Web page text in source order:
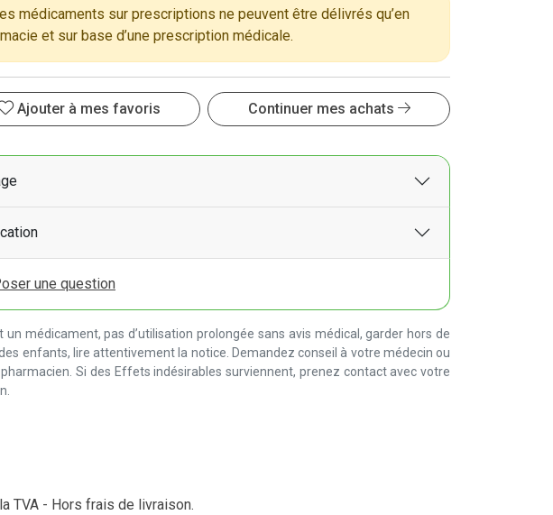
médicaments sur prescriptions ne peuvent être délivrés qu’en
et sur base d’une prescription médicale.
Ajouter à mes favoris Continuer mes achats
une question
un médicament, pas d’utilisation prolongée sans avis médical, garder hors de
enfants, lire attentivement la notice. Demandez conseil à votre médecin ou
Si des Effets indésirables surviennent, prenez contact avec votre
TVA - Hors frais de livraison.